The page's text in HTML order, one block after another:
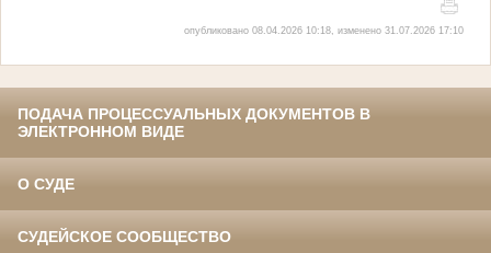
опубликовано 08.04.2026 10:18, изменено 31.07.2026 17:10
ПОДАЧА ПРОЦЕССУАЛЬНЫХ ДОКУМЕНТОВ В
ЭЛЕКТРОННОМ ВИДЕ
О СУДЕ
СУДЕЙСКОЕ СООБЩЕСТВО